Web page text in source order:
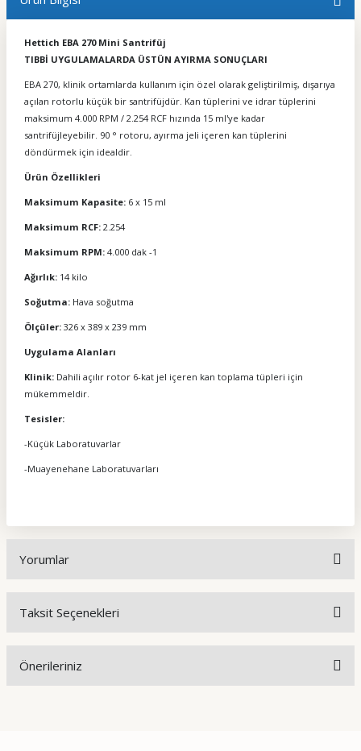
Hettich EBA 270 Mini Santrifüj
TIBBİ UYGULAMALARDA ÜSTÜN AYIRMA SONUÇLARI
EBA 270, klinik ortamlarda kullanım için özel olarak geliştirilmiş, dışarıya
açılan rotorlu küçük bir santrifüjdür. Kan tüplerini ve idrar tüplerini
maksimum 4.000 RPM / 2.254 RCF hızında 15 ml'ye kadar
santrifüjleyebilir. 90 ° rotoru, ayırma jeli içeren kan tüplerini
döndürmek için idealdir.
Ürün Özellikleri
Maksimum Kapasite: 6 x 15 ml
Maksimum RCF: 2.254
Maksimum RPM: 4.000 dak -1
Ağırlık: 14 kilo
Soğutma: Hava soğutma
Ölçüler: 326 x 389 x 239 mm
Uygulama Alanları
Klinik: Dahili açılır rotor 6-kat jel içeren kan toplama tüpleri için
mükemmeldir.
Tesisler:
-Küçük Laboratuvarlar
-Muayenehane Laboratuvarları
Yorumlar
Taksit Seçenekleri
Önerileriniz